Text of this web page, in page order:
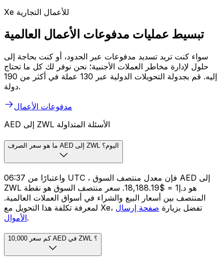
Xe للأعمال التجارية
تبسيط عمليات مدفوعات الأعمال العالمية
سواء كنت تريد تسديد مدفوعات عبر الحدود، أو كنت بحاجة إلى
حلول لإدارة مخاطر العملات الأجنبية؛ نحن نوفر لك كل ما تحتاج
إليه. قم بجدولة التحويلات الدولية عبر 130 عملة في أكثر من 190
دولة.
مدفوعات الأعمال
AED إلى ZWL الأسئلة المتداولة
ما هو سعر الصرف AED إلى ZWL اليوم؟
واعتبارًا من 06:37 UTC ، فإن معدل منتصف السوق AED إلى
ZWL هو د.إ1 = $18,188.19. سعر منتصف السوق هو نقطة
المنتصف بين أسعار البيع والشراء في أسواق العملات العالمية.
لمعرفة تكلفة هذا التحويل مع Xe، تفضل بزيارة صفحة إرسال
الأموال.
كم سعر 10,000 AED في ZWL ؟